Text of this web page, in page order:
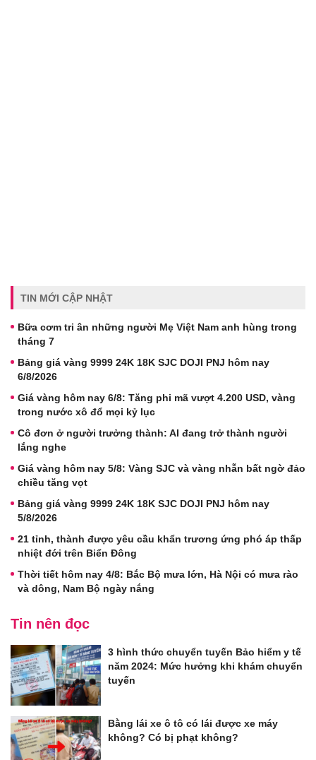
TIN MỚI CẬP NHẬT
Bữa cơm tri ân những người Mẹ Việt Nam anh hùng trong
tháng 7
Bảng giá vàng 9999 24K 18K SJC DOJI PNJ hôm nay
6/8/2026
Giá vàng hôm nay 6/8: Tăng phi mã vượt 4.200 USD, vàng
trong nước xô đổ mọi kỷ lục
Cô đơn ở người trưởng thành: AI đang trở thành người
lắng nghe
Giá vàng hôm nay 5/8: Vàng SJC và vàng nhẫn bất ngờ đảo
chiều tăng vọt
Bảng giá vàng 9999 24K 18K SJC DOJI PNJ hôm nay
5/8/2026
21 tỉnh, thành được yêu cầu khẩn trương ứng phó áp thấp
nhiệt đới trên Biển Đông
Thời tiết hôm nay 4/8: Bắc Bộ mưa lớn, Hà Nội có mưa rào
và dông, Nam Bộ ngày nắng
Tin nên đọc
3 hình thức chuyển tuyến Bảo hiểm y tế
năm 2024: Mức hưởng khi khám chuyển
tuyến
Bằng lái xe ô tô có lái được xe máy
không? Có bị phạt không?